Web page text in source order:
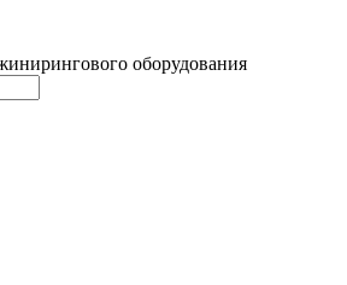
оборудования